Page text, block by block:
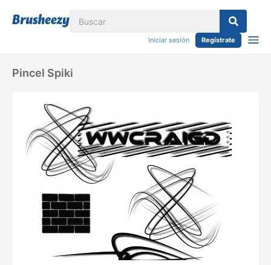
Iniciar sesión Regístrate
Pincel Spiki